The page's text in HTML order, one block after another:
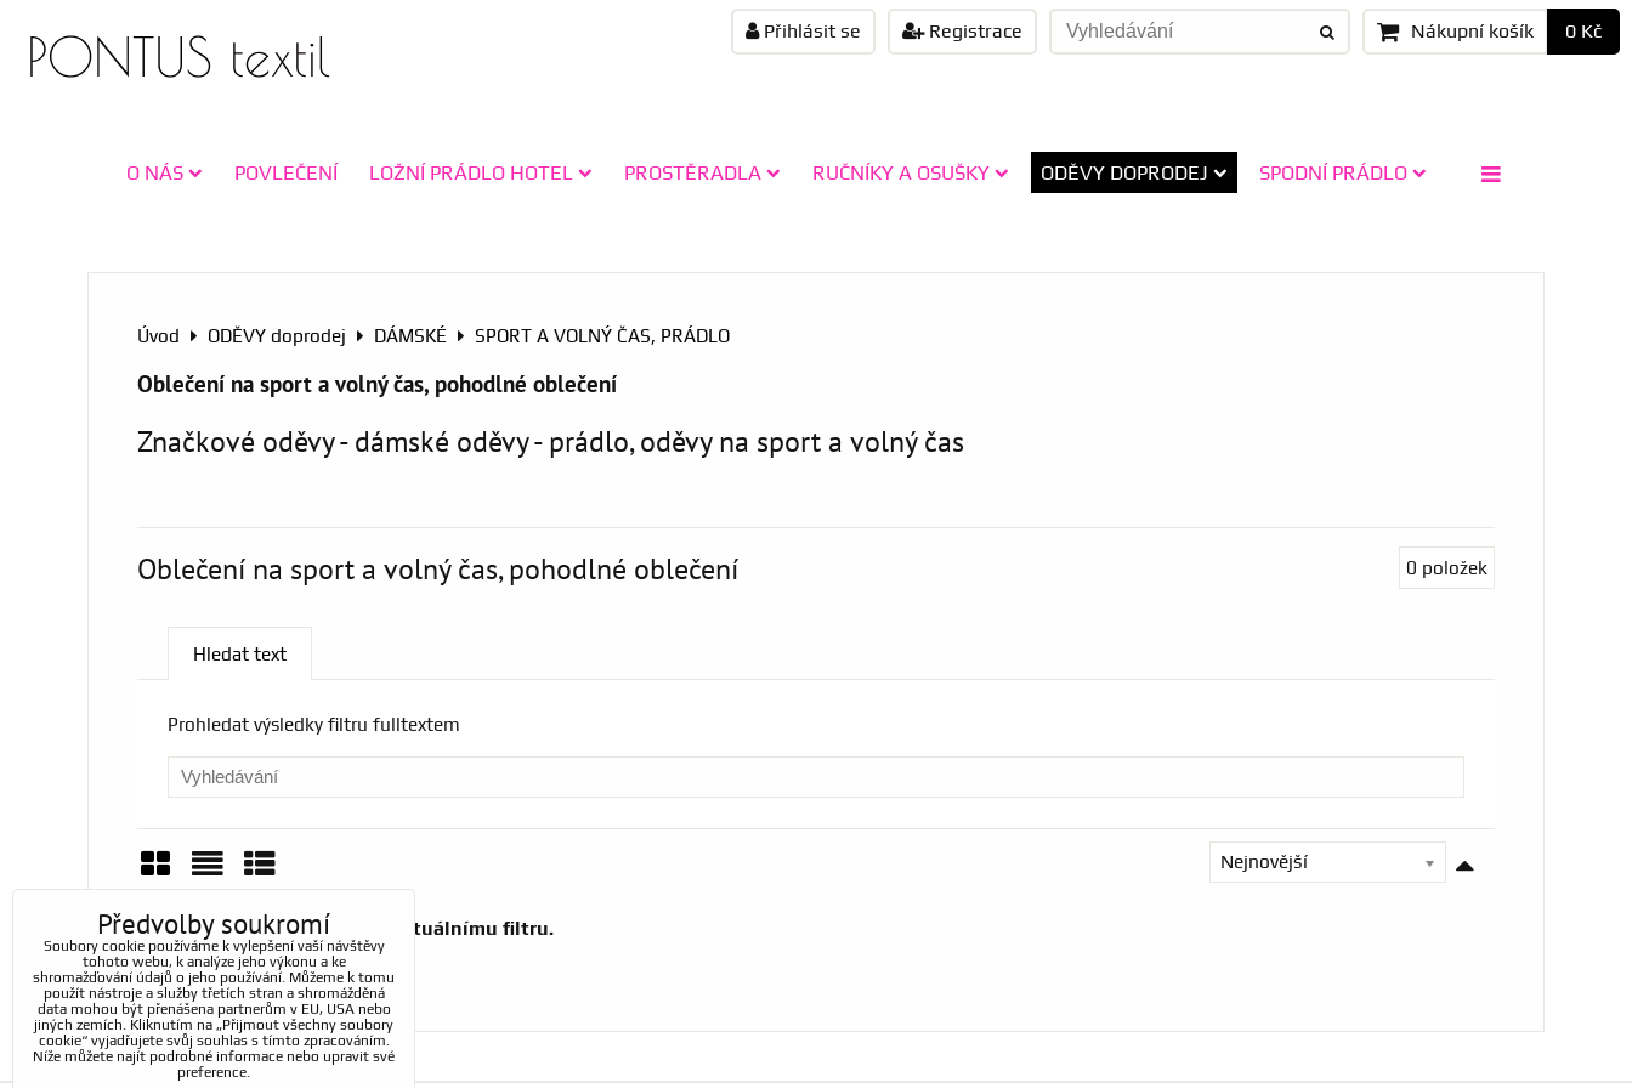
PONTUS textil Přihlásit se Registrace Nákupní košík 0 Kč
O NÁS POVLEČENÍ LOŽNÍ PRÁDLO HOTEL PROSTĚRADLA RUČNÍKY A OSUŠKY ODĚVY DOPRODEJ SPODNÍ PRÁDLO
Úvod ODĚVY doprodej DÁMSKÉ SPORT A VOLNÝ ČAS, PRÁDLO
Oblečení na sport a volný čas, pohodlné oblečení
Značkové oděvy - dámské oděvy - prádlo, oděvy na sport a volný čas
Oblečení na sport a volný čas, pohodlné oblečení 0 položek
Hledat text
Prohledat výsledky filtru fulltextem
MřížkaSeznam
Tabulka
Nejnovější
Předvolby soukromí
Soubory cookie používáme k vylepšení vaší návštěvy
tohoto webu, k analýze jeho výkonu a ke
shromažďování údajů o jeho používání. Můžeme k tomu
použít nástroje a služby třetích stran a shromážděná
data mohou být přenášena partnerům v EU, USA nebo
jiných zemích. Kliknutím na „Přijmout všechny soubory
cookie“ vyjadřujete svůj souhlas s tímto zpracováním.
Níže můžete najít podrobné informace nebo upravit své
preference.